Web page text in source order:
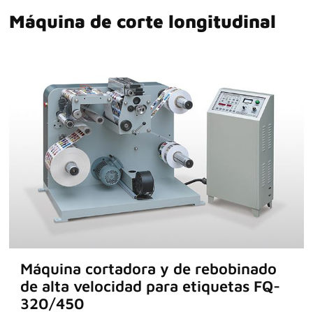
Máquina de corte longitudinal
Máquina cortadora y de rebobinado
de alta velocidad para etiquetas FQ-
320/450